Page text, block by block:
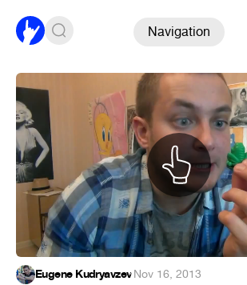
Navigation
Eugene Kudryavzev·Nov 16, 2013